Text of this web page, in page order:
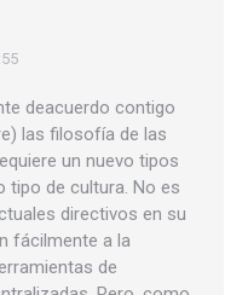
deacuerdo contigo
las filosofía de las
un nuevo tipos
tipo de cultura. No es
directivos en su
fácilmente a la
de